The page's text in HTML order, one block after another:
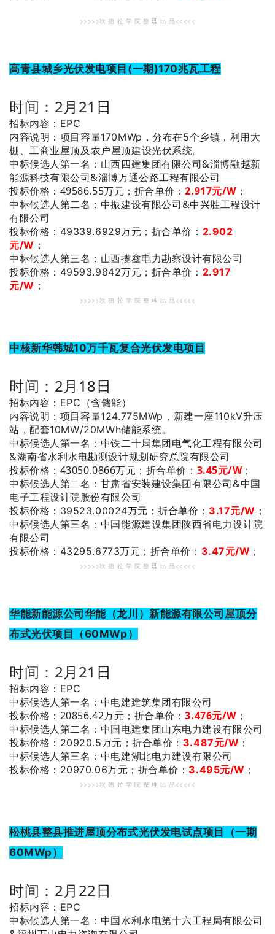
>>>>>坎 德 拉 学 院 整 理 出 品<<<<<
高青县城乡光伏发电项目(一期)170兆瓦工程
时间：2月21日
招标内容：EPC
内容说明：项目容量170MWp，分布在5个乡镇，利用大
棚、工商业屋顶及农户屋顶建设光伏系统。
中标候选人第一名 ：山西四建集团有限公司&淄博融越新
能源科技有限公司&淄博万通公路工程有限公司
投标价格：49586.55万元； 折合单价：2.917元/W；
中标候选人第二名 ： 中振建设有限公司&中兴胜工程设计
有限公司
投标价格：49339.6929万元； 折合单价： 2.902
元/W ；
中标候选人第三名 ：山西揽鑫电力勘察设计有限公司
投标价格：49593.9842万元； 折合单价： 2.917
元/W ；
>>>>>坎 德 拉 学 院 整 理 出 品<<<<<
中核新华韩城10万千瓦复合光伏发电项目
时间：2月18日
招标内容：EPC（含储能）
内容说明：项目容量124.775MWp，新建一座110kV升压
站，配套10MW/20MWh储能系统。
中标候选人第一名 ：中铁二十局集团电气化工程有限公司
&湖南省水利水电勘测设计规划研究总院有限公司
投标价格：43050.0866万元； 折合单价： 3.45元/W；
中标候选人第二名 ：甘肃省安装建设集团有限公司&中国
电子工程设计院股份有限公司
投标价格：39523.00024万元；折合单价： 3.17元/W ；
中标候选人第三名 ：中国能源建设集团陕西省电力设计院
有限公司
投标价格：43295.6773万元； 折合单价： 3.47元/W ；
>>>>>坎 德 拉 学 院 整 理 出 品<<<<<
华能新能源公司华能（龙川）新能源有限公司屋顶分
布式光伏项目（60MWp）
时间：2月21日
招标内容：EPC
中标候选人第一名 ：中电建建筑集团有限公司
投标价格：20856.42万元； 折合单价：3.476元/W；
中标候选人第二名 ：中国电建集团山东电力建设有限公司
投标价格：20920.5万元；折合单价： 3.487元/W ；
中标候选人第三名 ：中电建湖北电力建设有限公司
投标价格：20970.06万元； 折合单价： 3.495元/W ；
>>>>>坎 德 拉 学 院 整 理 出 品<<<<<
松桃县整县推进屋顶分布式光伏发电试点项目（一期
60MWp）
时间：2月22日
招标内容：EPC
中标候选人第一名 ：中国水利水电第十六工程局有限公司